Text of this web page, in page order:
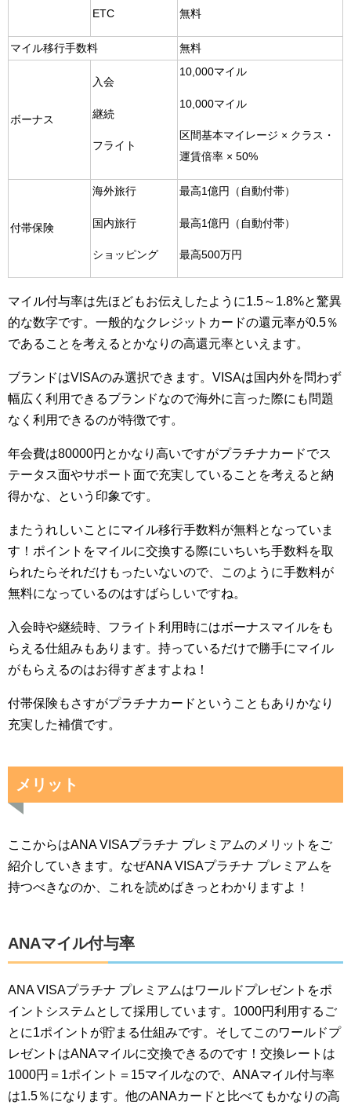
ETC 無料
マイル移行手数料 無料
ボーナス
入会
継続
フライト
10,000マイル
10,000マイル
区間基本マイレージ × クラス・
運賃倍率 × 50%
付帯保険
海外旅行
国内旅行
ショッピング
最高1億円（自動付帯）
最高1億円（自動付帯）
最高500万円
マイル付与率は先ほどもお伝えしたように1.5～1.8%と驚異
的な数字です。一般的なクレジットカードの還元率が0.5％
であることを考えるとかなりの高還元率といえます。
ブランドはVISAのみ選択できます。VISAは国内外を問わず
幅広く利用できるブランドなので海外に言った際にも問題
なく利用できるのが特徴です。
年会費は80000円とかなり高いですがプラチナカードでス
テータス面やサポート面で充実していることを考えると納
得かな、という印象です。
またうれしいことにマイル移行手数料が無料となっていま
す！ポイントをマイルに交換する際にいちいち手数料を取
られたらそれだけもったいないので、このように手数料が
無料になっているのはすばらしいですね。
入会時や継続時、フライト利用時にはボーナスマイルをも
らえる仕組みもあります。持っているだけで勝手にマイル
がもらえるのはお得すぎますよね！
付帯保険もさすがプラチナカードということもありかなり
充実した補償です。
メリット
ここからはANA VISAプラチナ プレミアムのメリットをご
紹介していきます。なぜANA VISAプラチナ プレミアムを
持つべきなのか、これを読めばきっとわかりますよ！
ANAマイル付与率
ANA VISAプラチナ プレミアムはワールドプレゼントをポ
イントシステムとして採用しています。1000円利用するご
とに1ポイントが貯まる仕組みです。そしてこのワールドプ
レゼントはANAマイルに交換できるのです！交換レートは
1000円＝1ポイント＝15マイルなので、ANAマイル付与率
は1.5％になります。他のANAカードと比べてもかなりの高